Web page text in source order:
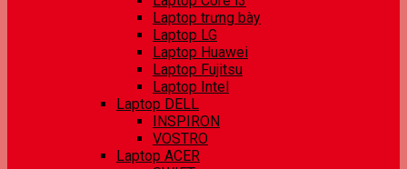
Laptop trưng bày
Laptop LG
Laptop Huawei
Laptop Fujitsu
Laptop Intel
Laptop DELL
INSPIRON
VOSTRO
Laptop ACER